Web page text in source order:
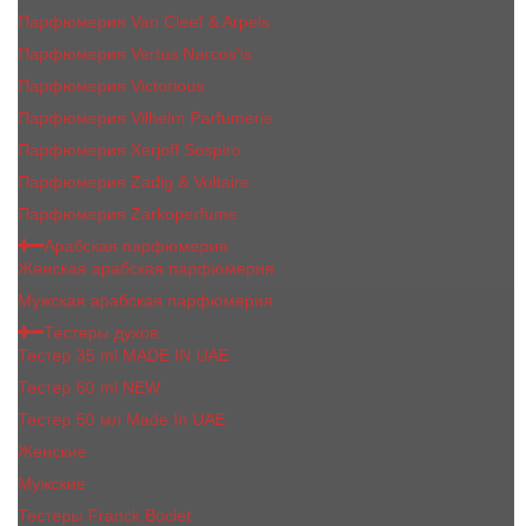
Парфюмерия Van Cleef & Arpels
Парфюмерия Vertus Narcos'is
Парфюмерия Victorious
Парфюмерия Vilhelm Parfumerie
Парфюмерия Xerjoff Sospiro
Парфюмерия Zadig & Voltaire
Парфюмерия Zarkoperfume
Арабская парфюмерия
Женская арабская парфюмерия
Мужская арабская парфюмерия
Тестеры духов
Тестер 35 ml MADE IN UAE
Тестер 60 ml NEW
Тестер 50 мл Made In UAE
Женские
Мужские
Тестеры Franck Boclet